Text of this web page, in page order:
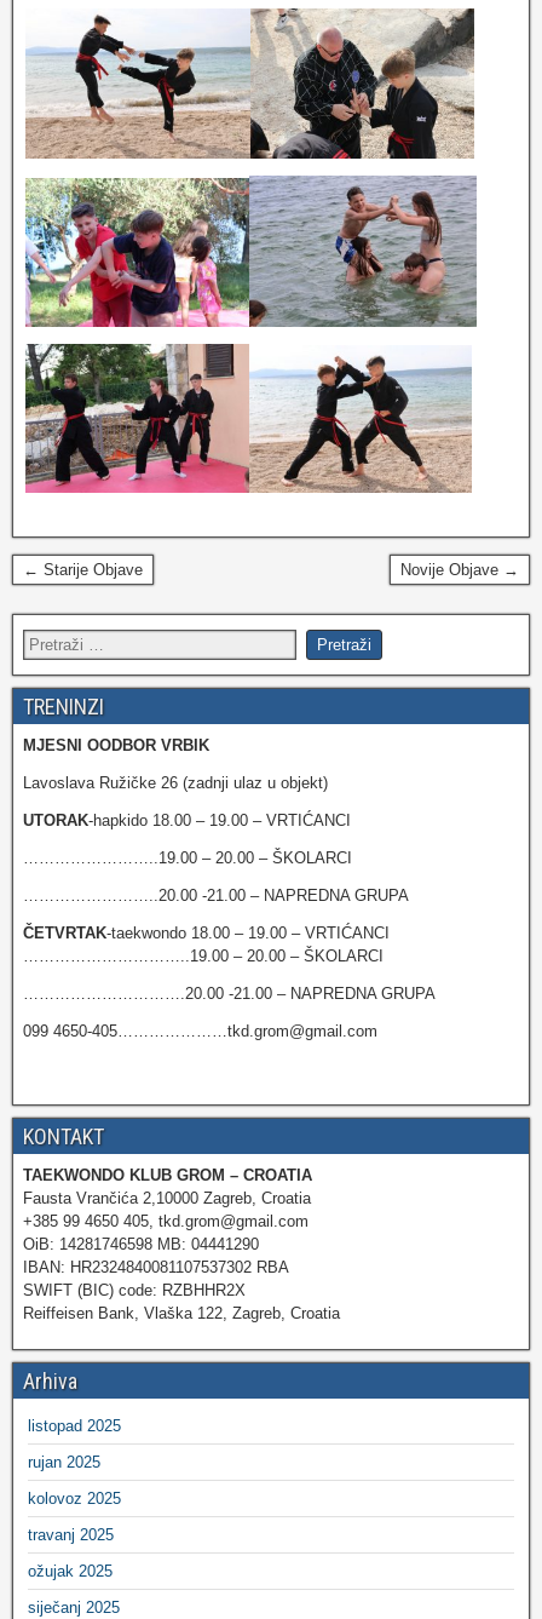
← Starije Objave Novije Objave →
TRENINZI
MJESNI OODBOR VRBIK
Lavoslava Ružičke 26 (zadnji ulaz u objekt)
UTORAK-hapkido 18.00 – 19.00 – VRTIĆANCI
……………………..19.00 – 20.00 – ŠKOLARCI
……………………..20.00 -21.00 – NAPREDNA GRUPA
ČETVRTAK-taekwondo 18.00 – 19.00 – VRTIĆANCI
…………………………..19.00 – 20.00 – ŠKOLARCI
………………………….20.00 -21.00 – NAPREDNA GRUPA
099 4650-405…………………tkd.grom@gmail.com
KONTAKT
TAEKWONDO KLUB GROM – CROATIA
Fausta Vrančića 2,10000 Zagreb, Croatia
+385 99 4650 405, tkd.grom@gmail.com
OiB: 14281746598 MB: 04441290
IBAN: HR2324840081107537302 RBA
SWIFT (BIC) code: RZBHHR2X
Reiffeisen Bank, Vlaška 122, Zagreb, Croatia
Arhiva
listopad 2025
rujan 2025
kolovoz 2025
travanj 2025
ožujak 2025
siječanj 2025